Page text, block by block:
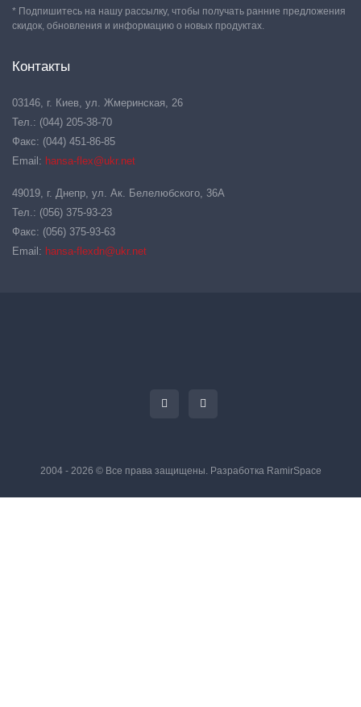
* Подпишитесь на нашу рассылку, чтобы получать ранние предложения
скидок, обновления и информацию о новых продуктах.
Контакты
03146, г. Киев, ул. Жмеринская, 26
Тел.: (044) 205-38-70
Факс: (044) 451-86-85
Email: hansa-flex@ukr.net
49019, г. Днепр, ул. Ак. Белелюбского, 36А
Тел.: (056) 375-93-23
Факс: (056) 375-93-63
Email: hansa-flexdn@ukr.net
2004 - 2026 © Все права защищены. Разработка RamirSpace